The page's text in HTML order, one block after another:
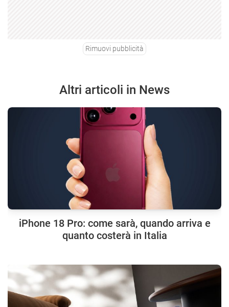
Rimuovi pubblicità
Altri articoli in News
iPhone 18 Pro: come sarà, quando arriva e
quanto costerà in Italia